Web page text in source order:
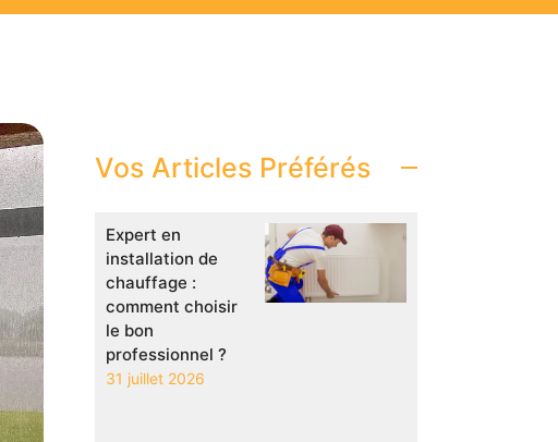
Vos Articles Préférés
Expert en
installation de
chauffage :
comment choisir
le bon
professionnel ?
31 juillet 2026